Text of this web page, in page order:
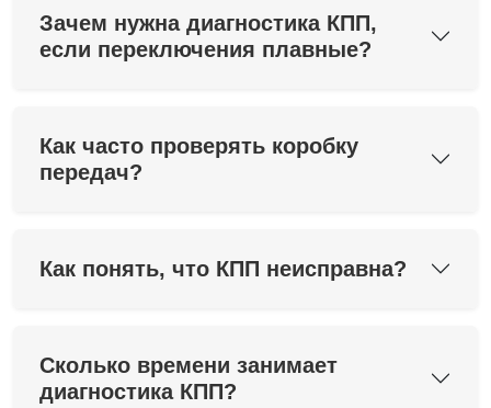
Зачем нужна диагностика КПП,
если переключения плавные?
Как часто проверять коробку
передач?
Как понять, что КПП неисправна?
Сколько времени занимает
диагностика КПП?